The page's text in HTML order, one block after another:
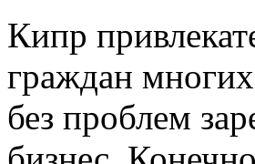
Кипр
граждан
без проблем